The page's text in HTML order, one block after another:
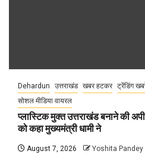
Dehardun उत्तराखंड खबर हटकर ट्रेंडिंग
सोशल मीडिया वायरल
प्लास्टिक मुक्त उत्तराखंड बनाने की
को कहा मुख्यमंत्री धामी ने
August 7, 2026 Yoshita Pandey